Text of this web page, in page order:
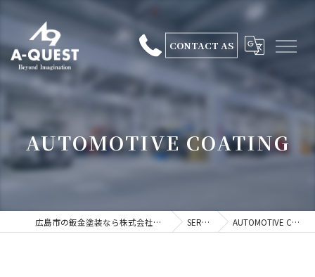
CONTACT AS
AUTOMOTIVE COATING
広島市の鈑金塗装なら株式会社エークエスト SERVICE AUTOMOTIVE COATING